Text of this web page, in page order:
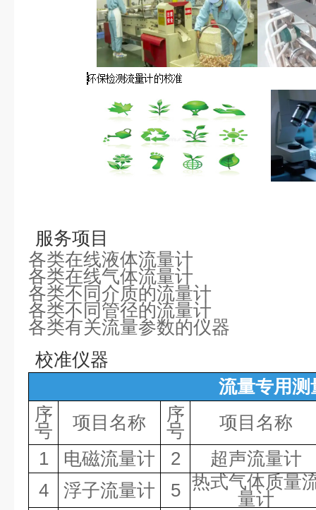
服务项目
各类在线液体流量计
各类在线气体流量计
各类不同介质的流量计
各类不同管径的流量计
各类有关流量参数的仪器
校准仪器
流量专用测
序
号
项目名称
序
号
项目名称
1
电磁流量计 2
超声流量计
4
浮子流量计 5 热式气体质量
量计